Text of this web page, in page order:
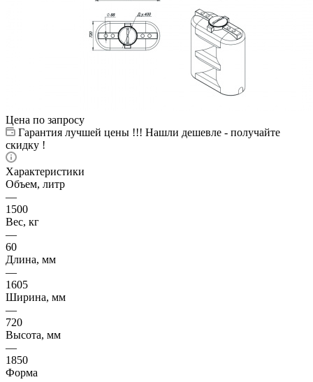
Цена по запросу
Гарантия лучшей цены !!! Нашли дешевле - получайте
скидку !
Характеристики
Объем, литр
—
1500
Вес, кг
—
60
Длина, мм
—
1605
Ширина, мм
—
720
Высота, мм
—
1850
Форма